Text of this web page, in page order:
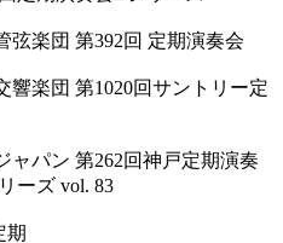
弦楽団 第392回 定期演奏会
響楽団 第1020回サントリー定
ャパン 第262回神戸定期演奏
ーズ vol. 83
期